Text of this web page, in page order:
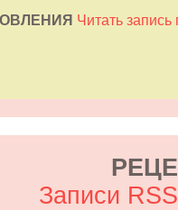
Читать
Записи